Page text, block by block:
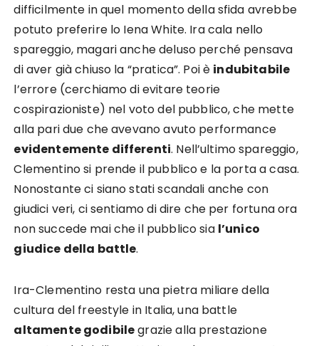
difficilmente in quel momento della sfida avrebbe
potuto preferire lo Iena White. Ira cala nello
spareggio, magari anche deluso perché pensava
di aver già chiuso la “pratica”. Poi è indubitabile
l’errore (cerchiamo di evitare teorie
cospirazioniste) nel voto del pubblico, che mette
alla pari due che avevano avuto performance
evidentemente differenti. Nell’ultimo spareggio,
Clementino si prende il pubblico e la porta a casa.
Nonostante ci siano stati scandali anche con
giudici veri, ci sentiamo di dire che per fortuna ora
non succede mai che il pubblico sia l’unico
giudice della battle.
Ira-Clementino resta una pietra miliare della
cultura del freestyle in Italia, una battle
altamente godibilegrazie alla prestazione